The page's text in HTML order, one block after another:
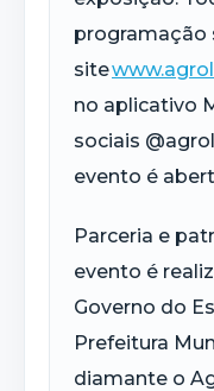
programação
site
no aplicativo
sociais
evento é
Parceria e
evento é
Governo do
Prefeitura
diamante o